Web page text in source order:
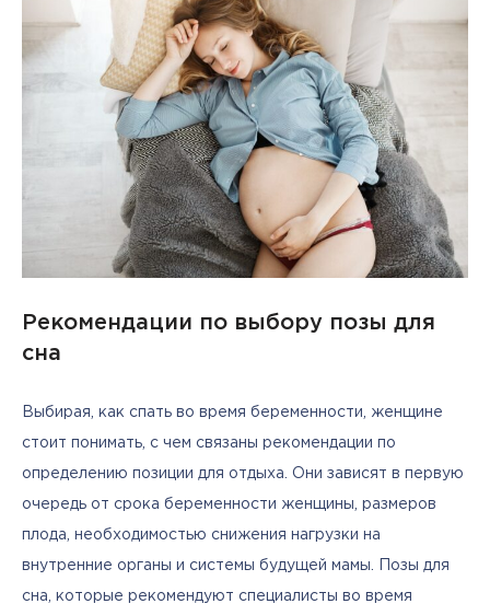
Рекомендации по выбору позы для
сна
Выбирая, как спать во время беременности, женщине
стоит понимать, с чем связаны рекомендации по
определению позиции для отдыха. Они зависят в первую
очередь от срока беременности женщины, размеров
плода, необходимостью снижения нагрузки на
внутренние органы и системы будущей мамы. Позы для
сна, которые рекомендуют специалисты во время